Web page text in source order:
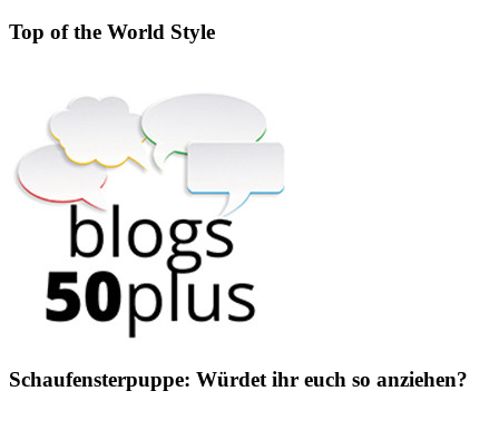
Top of the World Style
Schaufensterpuppe: Würdet ihr euch so anziehen?